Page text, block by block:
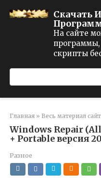
Скачать
На сайте
скрипты
Главная » Весь материал
Windows Repair
+ Portable версия
Разное